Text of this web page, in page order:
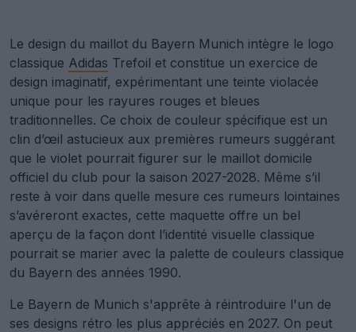
Le design du maillot du Bayern Munich intègre le logo
classique Adidas Trefoil et constitue un exercice de
design imaginatif, expérimentant une teinte violacée
unique pour les rayures rouges et bleues
traditionnelles. Ce choix de couleur spécifique est un
clin d’œil astucieux aux premières rumeurs suggérant
que le violet pourrait figurer sur le maillot domicile
officiel du club pour la saison 2027-2028. Même s’il
reste à voir dans quelle mesure ces rumeurs lointaines
s’avéreront exactes, cette maquette offre un bel
aperçu de la façon dont l’identité visuelle classique
pourrait se marier avec la palette de couleurs classique
du Bayern des années 1990.
Le Bayern de Munich s'apprête à réintroduire l'un de
ses designs rétro les plus appréciés en 2027. On peut